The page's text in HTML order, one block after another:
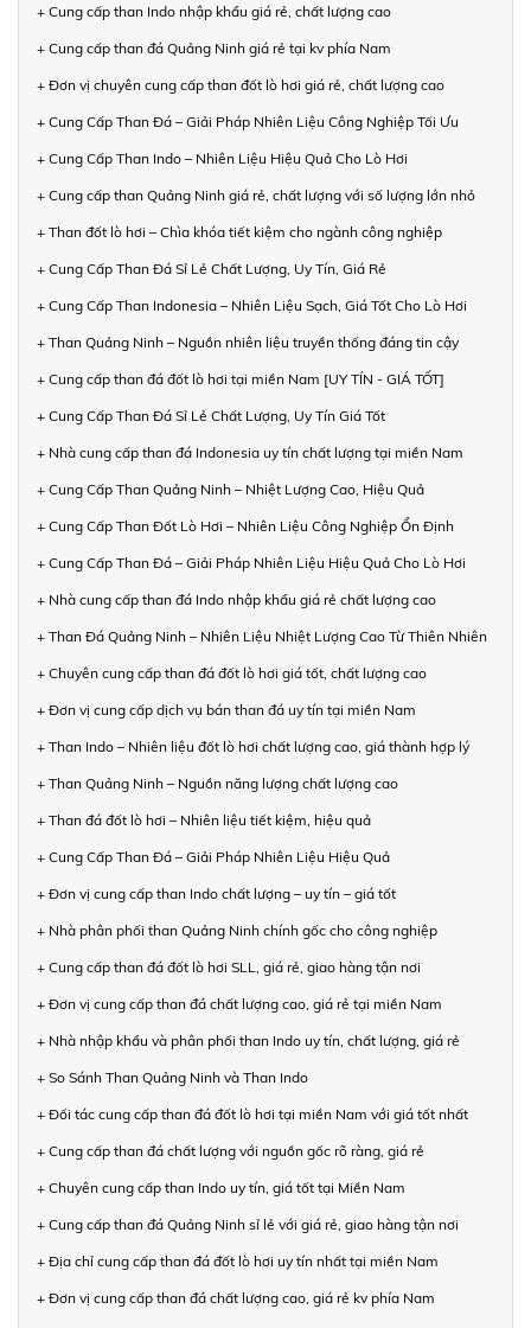
+ Cung cấp than Indo nhập khẩu giá rẻ, chất lượng cao
+ Cung cấp than đá Quảng Ninh giá rẻ tại kv phía Nam
+ Đơn vị chuyên cung cấp than đốt lò hơi giá rẻ, chất lượng cao
+ Cung Cấp Than Đá – Giải Pháp Nhiên Liệu Công Nghiệp Tối Ưu
+ Cung Cấp Than Indo – Nhiên Liệu Hiệu Quả Cho Lò Hơi
+ Cung cấp than Quảng Ninh giá rẻ, chất lượng với số lượng lớn nhỏ
+ Than đốt lò hơi – Chìa khóa tiết kiệm cho ngành công nghiệp
+ Cung Cấp Than Đá Sỉ Lẻ Chất Lượng, Uy Tín, Giá Rẻ
+ Cung Cấp Than Indonesia – Nhiên Liệu Sạch, Giá Tốt Cho Lò Hơi
+ Than Quảng Ninh – Nguồn nhiên liệu truyền thống đáng tin cậy
+ Cung cấp than đá đốt lò hơi tại miền Nam [UY TÍN - GIÁ TỐT]
+ Cung Cấp Than Đá Sỉ Lẻ Chất Lượng, Uy Tín Giá Tốt
+ Nhà cung cấp than đá Indonesia uy tín chất lượng tại miền Nam
+ Cung Cấp Than Quảng Ninh – Nhiệt Lượng Cao, Hiệu Quả
+ Cung Cấp Than Đốt Lò Hơi – Nhiên Liệu Công Nghiệp Ổn Định
+ Cung Cấp Than Đá – Giải Pháp Nhiên Liệu Hiệu Quả Cho Lò Hơi
+ Nhà cung cấp than đá Indo nhập khẩu giá rẻ chất lượng cao
+ Than Đá Quảng Ninh – Nhiên Liệu Nhiệt Lượng Cao Từ Thiên Nhiên
+ Chuyên cung cấp than đá đốt lò hơi giá tốt, chất lượng cao
+ Đơn vị cung cấp dịch vụ bán than đá uy tín tại miền Nam
+ Than Indo – Nhiên liệu đốt lò hơi chất lượng cao, giá thành hợp lý
+ Than Quảng Ninh – Nguồn năng lượng chất lượng cao
+ Than đá đốt lò hơi – Nhiên liệu tiết kiệm, hiệu quả
+ Cung Cấp Than Đá – Giải Pháp Nhiên Liệu Hiệu Quả
+ Đơn vị cung cấp than Indo chất lượng – uy tín – giá tốt
+ Nhà phân phối than Quảng Ninh chính gốc cho công nghiệp
+ Cung cấp than đá đốt lò hơi SLL, giá rẻ, giao hàng tận nơi
+ Đơn vị cung cấp than đá chất lượng cao, giá rẻ tại miền Nam
+ Nhà nhập khẩu và phân phối than Indo uy tín, chất lượng, giá rẻ
+ So Sánh Than Quảng Ninh và Than Indo
+ Đối tác cung cấp than đá đốt lò hơi tại miền Nam với giá tốt nhất
+ Cung cấp than đá chất lượng với nguồn gốc rõ ràng, giá rẻ
+ Chuyên cung cấp than Indo uy tín, giá tốt tại Miền Nam
+ Cung cấp than đá Quảng Ninh sỉ lẻ với giá rẻ, giao hàng tận nơi
+ Địa chỉ cung cấp than đá đốt lò hơi uy tín nhất tại miền Nam
+ Đơn vị cung cấp than đá chất lượng cao, giá rẻ kv phía Nam